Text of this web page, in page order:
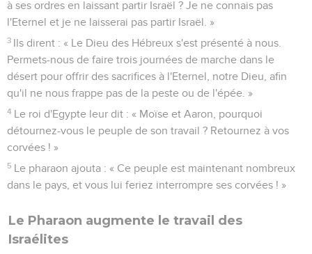
à ses ordres en laissant partir Israël ? Je ne connais pas
l'Eternel et je ne laisserai pas partir Israël. »
3 Ils dirent : « Le Dieu des Hébreux s'est présenté à nous.
Permets-nous de faire trois journées de marche dans le
désert pour offrir des sacrifices à l'Eternel, notre Dieu, afin
qu'il ne nous frappe pas de la peste ou de l'épée. »
4 Le roi d'Egypte leur dit : « Moïse et Aaron, pourquoi
détournez-vous le peuple de son travail ? Retournez à vos
corvées ! »
5 Le pharaon ajouta : « Ce peuple est maintenant nombreux
dans le pays, et vous lui feriez interrompre ses corvées ! »
Le Pharaon augmente le travail des
Israélites